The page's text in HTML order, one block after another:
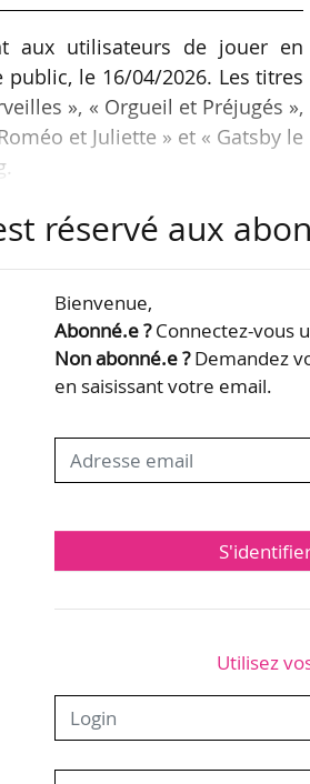
aux utilisateurs de jouer en
le 16/04/2026. Les titres
», « Orgueil et Préjugés »,
et Juliette » et « Gatsby le
» disponible, offrant des
réservé aux
Bienvenue,
Abonné.e ?Connectez-vous
Non abonné.e ?Demandez
en saisissant votre email.
Utilisez